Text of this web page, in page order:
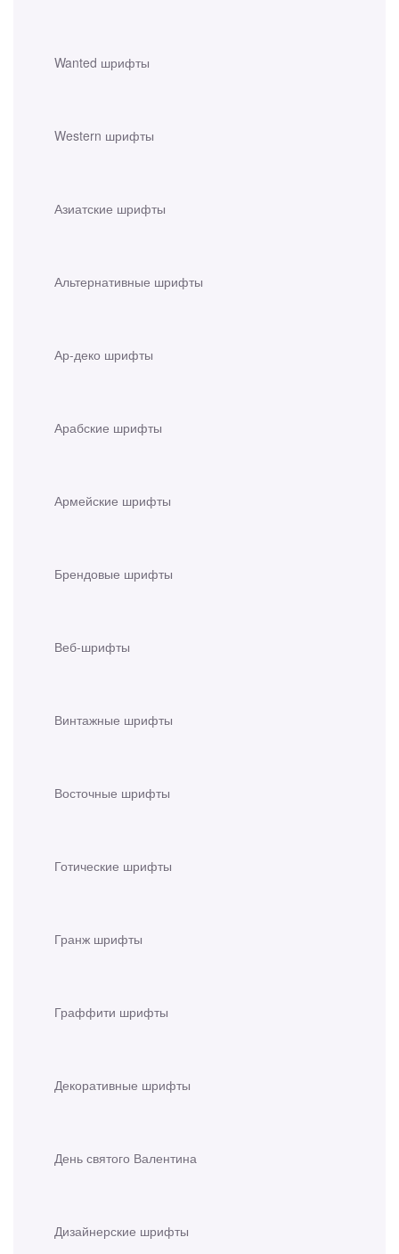
Wanted шрифты
Western шрифты
Азиатские шрифты
Альтернативные шрифты
Ар-деко шрифты
Арабские шрифты
Армейские шрифты
Брендовые шрифты
Веб-шрифты
Винтажные шрифты
Восточные шрифты
Готические шрифты
Гранж шрифты
Граффити шрифты
Декоративные шрифты
День святого Валентина
Дизайнерские шрифты